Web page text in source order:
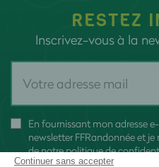
RESTEZ
Inscrivez-vous à la
En fournissant mon adresse
newsletter FFRandonnée et
denotre politique de
Continuer sans accepter